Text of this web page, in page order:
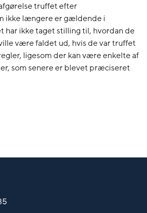
truffet efter
ikke længere er gældende i
har ikke taget stilling til, hvordan de
være faldet ud, hvis de var truffet
ligesom der kan være enkelte af
som senere er blevet præciseret